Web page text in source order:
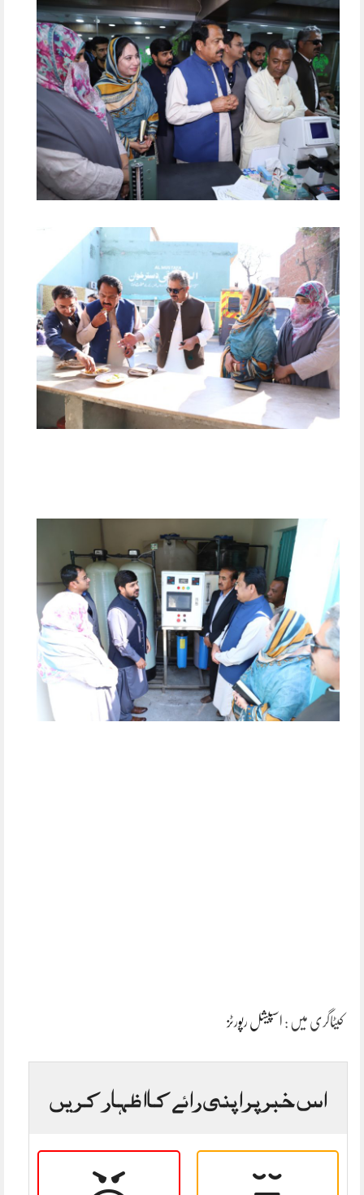
کیٹاگری میں : اسپیشل رپورٹز
اس خبر پر اپنی رائے کا اظہار کریں